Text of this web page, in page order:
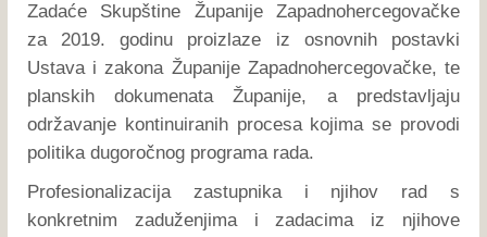
Zadaće Skupštine Županije Zapadnohercegovačke
za 2019. godinu proizlaze iz osnovnih postavki
Ustava i zakona Županije Zapadnohercegovačke, te
planskih dokumenata Županije, a predstavljaju
održavanje kontinuiranih procesa kojima se provodi
politika dugoročnog programa rada.
Profesionalizacija zastupnika i njihov rad s
konkretnim zaduženjima i zadacima iz njihove